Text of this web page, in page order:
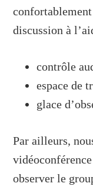
discussion à
contrôle
espace de
glace
Par ailleurs,
observer le